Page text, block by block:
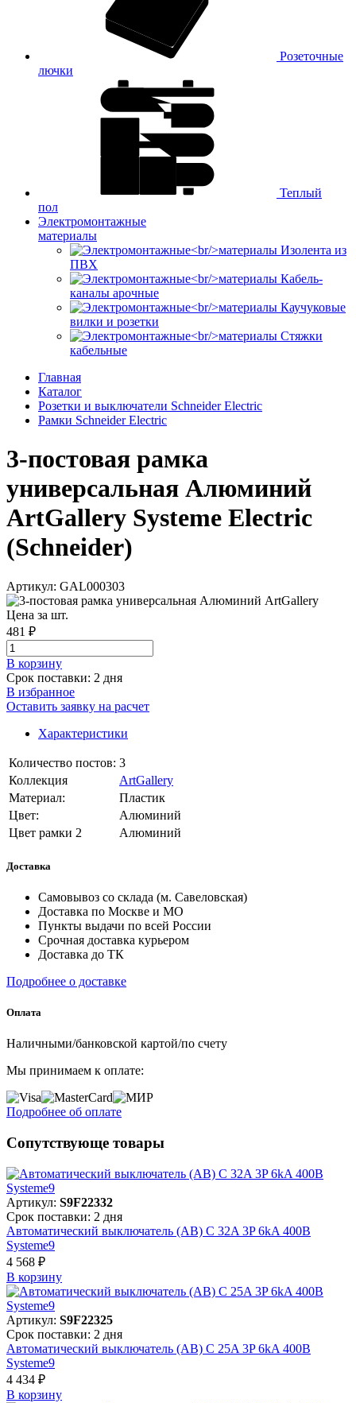
Розеточные
лючки
Теплый
пол
Электромонтажные
материалы
Изолента из
ПВХ
Кабель-
каналы арочные
Каучуковые
вилки и розетки
Стяжки
кабельные
Главная
Каталог
Розетки и выключатели Schneider Electric
Рамки Schneider Electric
3-постовая рамка
универсальная Алюминий
ArtGallery Systeme Electric
(Schneider)
Артикул: GAL000303
Цена за шт.
481 ₽
В корзинy
Срок поставки: 2 дня
В избранное
Оставить заявку на расчет
Характеристики
Количество постов: 3
Коллекция
ArtGallery
Материал:
Пластик
Цвет:
Алюминий
Цвет рамки 2
Алюминий
Доставка
Самовывоз со склада (м. Савеловская)
Доставка по Москве и МО
Пункты выдачи по всей России
Срочная доставка курьером
Доставка до ТК
Подробнее о доставке
Оплата
Наличными/банковской картой/по счету
Мы принимаем к оплате:
Подробнее об оплате
Сопутствующе товары
Артикул: S9F22332
Срок поставки: 2 дня
Автоматический выключатель (АВ) C 32A 3P 6kA 400В
Systeme9
4 568 ₽
В корзинy
Артикул: S9F22325
Срок поставки: 2 дня
Автоматический выключатель (АВ) C 25A 3P 6kA 400В
Systeme9
4 434 ₽
В корзинy